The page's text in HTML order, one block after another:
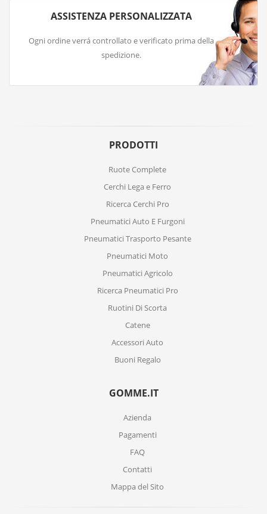
ASSISTENZA PERSONALIZZATA
Ogni ordine verrá controllato e verificato prima della
spedizione.
PRODOTTI
Ruote Complete
Cerchi Lega e Ferro
Ricerca Cerchi Pro
Pneumatici Auto E Furgoni
Pneumatici Trasporto Pesante
Pneumatici Moto
Pneumatici Agricolo
Ricerca Pneumatici Pro
Ruotini Di Scorta
Catene
Accessori Auto
Buoni Regalo
GOMME.IT
Azienda
Pagamenti
FAQ
Contatti
Mappa del Sito